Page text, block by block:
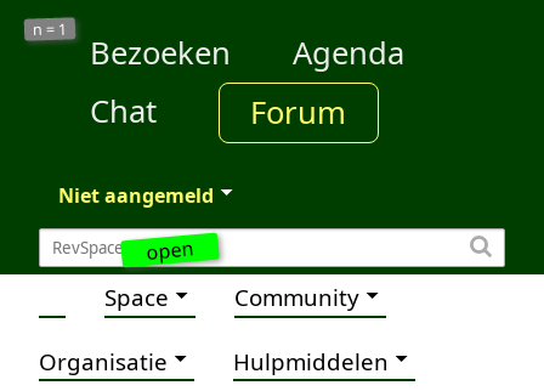
open
n = 1
Bezoeken
Agenda
Chat
Forum
Niet aangemeld
Space Community
Organisatie Hulpmiddelen